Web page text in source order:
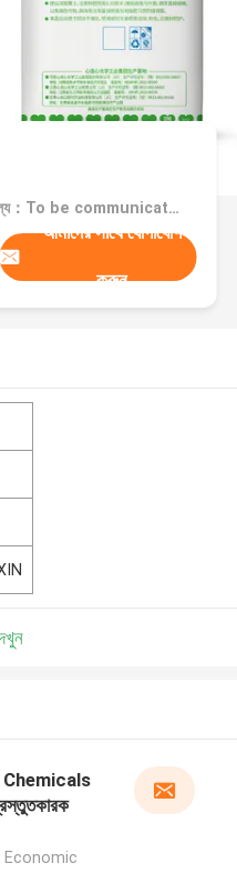
মূল্য：To be communicated
আমাদের সাথে যোগাযোগ
করুন
Chemicals
Economic